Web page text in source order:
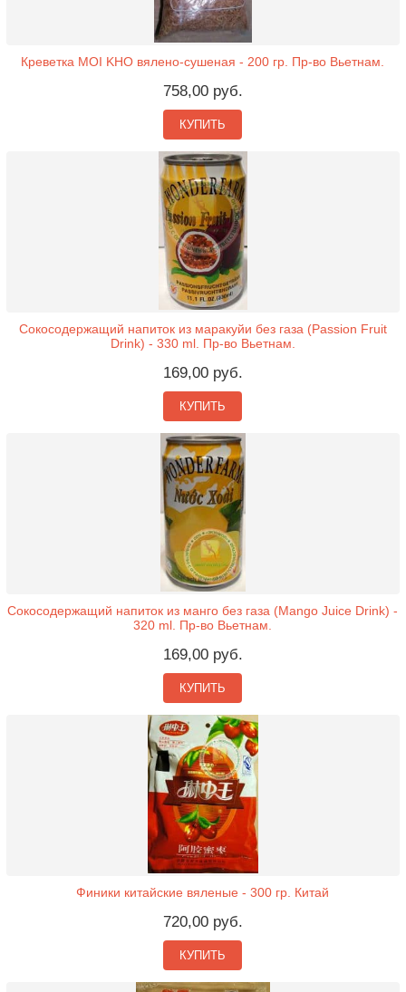
Креветка MOI KHO вялено-сушеная - 200 гр. Пр-во Вьетнам.
758,00 руб.
КУПИТЬ
Сокосодержащий напиток из маракуйи без газа (Passion Fruit
Drink) - 330 ml. Пр-во Вьетнам.
169,00 руб.
КУПИТЬ
Сокосодержащий напиток из манго без газа (Mango Juice Drink) -
320 ml. Пр-во Вьетнам.
169,00 руб.
КУПИТЬ
Финики китайские вяленые - 300 гр. Китай
720,00 руб.
КУПИТЬ